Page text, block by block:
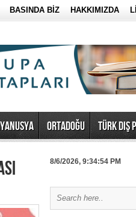
BASINDA BİZ HAKKIMIZDA
ORTADOĞU TÜRK DIŞ
8/6/2026, 9:34:54 PM